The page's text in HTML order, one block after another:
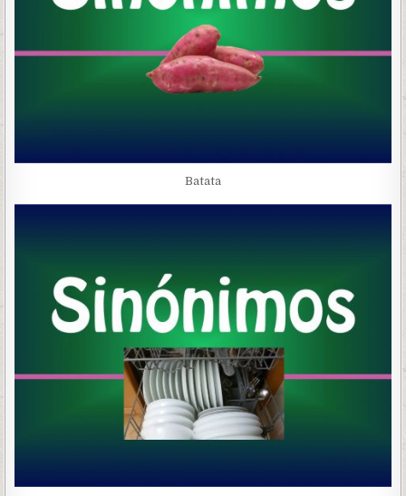
Batata